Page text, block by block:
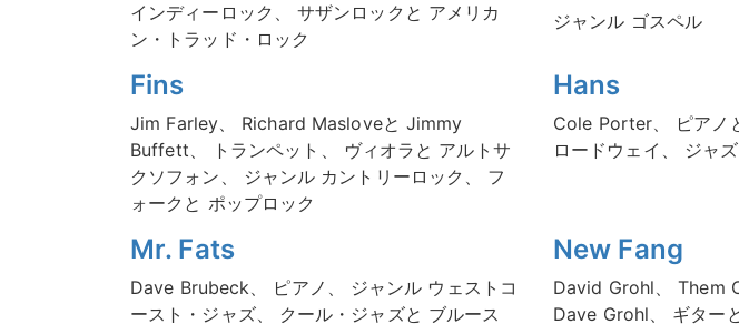
インディーロック、 サザンロックと アメリカ
ン・トラッド・ロック
ジャンル ゴスペル
Fins
Jim Farley、 Richard Masloveと Jimmy
Buffett、 トランペット、 ヴィオラと アルトサ
クソフォン、 ジャンル カントリーロック、 フ
ォークと ポップロック
Hans
Cole Porter、 ピアノ
ロードウェイ、 ジャ
Mr. Fats
Dave Brubeck、 ピアノ、 ジャンル ウェストコ
ースト・ジャズ、 クール・ジャズと ブルース
New Fang
David Grohl、 Them
Dave Grohl、 ギター